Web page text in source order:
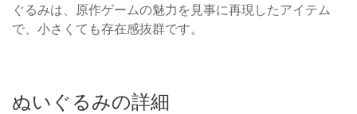
ぐるみは、原作ゲームの魅力を見事に再現したアイテム
で、小さくても存在感抜群です。
ぬいぐるみの詳細